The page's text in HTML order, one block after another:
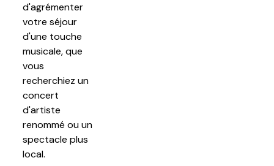
d'agrémenter
votre séjour
d'une touche
musicale, que
vous
recherchiez un
concert
d'artiste
renommé ou un
spectacle plus
local.